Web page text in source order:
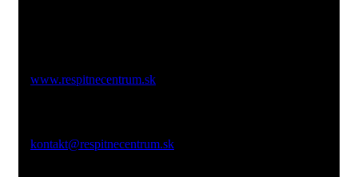
www.respitnecentrum.sk
kontakt@respitnecentrum.sk